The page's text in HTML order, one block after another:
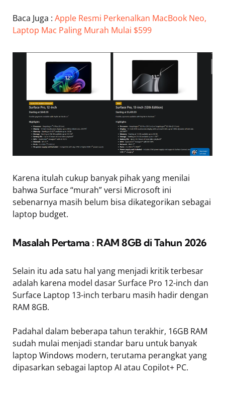
Baca Juga : Apple Resmi Perkenalkan MacBook Neo,
Laptop Mac Paling Murah Mulai $599
Karena itulah cukup banyak pihak yang menilai
bahwa Surface “murah” versi Microsoft ini
sebenarnya masih belum bisa dikategorikan sebagai
laptop budget.
Masalah Pertama : RAM 8GB di Tahun 2026
Selain itu ada satu hal yang menjadi kritik terbesar
adalah karena model dasar Surface Pro 12-inch dan
Surface Laptop 13-inch terbaru masih hadir dengan
RAM 8GB.
Padahal dalam beberapa tahun terakhir, 16GB RAM
sudah mulai menjadi standar baru untuk banyak
laptop Windows modern, terutama perangkat yang
dipasarkan sebagai laptop AI atau Copilot+ PC.